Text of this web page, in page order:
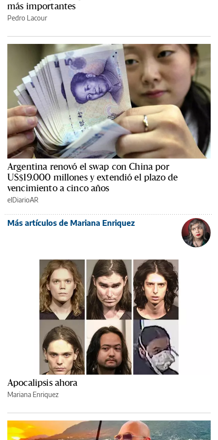
más importantes
Pedro Lacour
Argentina renovó el swap con China por
US$19.000 millones y extendió el plazo de
vencimiento a cinco años
elDiarioAR
Más artículos de Mariana Enriquez
Apocalipsis ahora
Mariana Enriquez